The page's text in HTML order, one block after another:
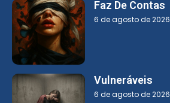
Faz De Contas
6 de agosto de 2026
Vulneráveis
6 de agosto de 2026